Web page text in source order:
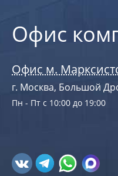
Офис
Офис м.
г. Москва, Большой
Пн - Пт с 10:00 до 19:00